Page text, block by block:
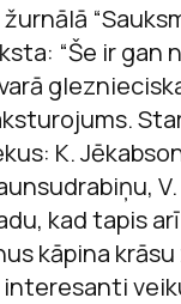
“Še ir gan
K.
kad tapis
kāpina